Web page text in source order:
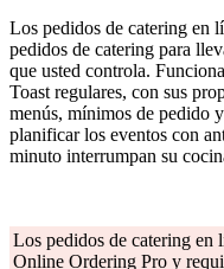
Los pedidos de catering en
pedidos de catering para
que usted controla.
Toast regulares, con sus
menús, mínimos de pedido
planificar los eventos con
minuto interrumpan su
Los pedidos de catering en
Online Ordering Pro y